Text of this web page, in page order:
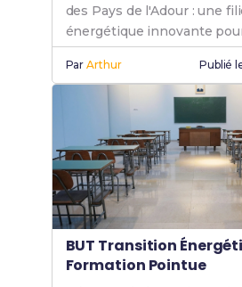
des Pays de l'Adour : une
énergétique innovante
professionnel.
ParArthur Publié
BUT Transition
Formation Pointue